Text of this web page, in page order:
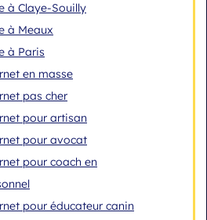
à Claye-Souilly
à Meaux
à Paris
en masse
pas cher
pour artisan
pour avocat
pour coach en
pour éducateur canin